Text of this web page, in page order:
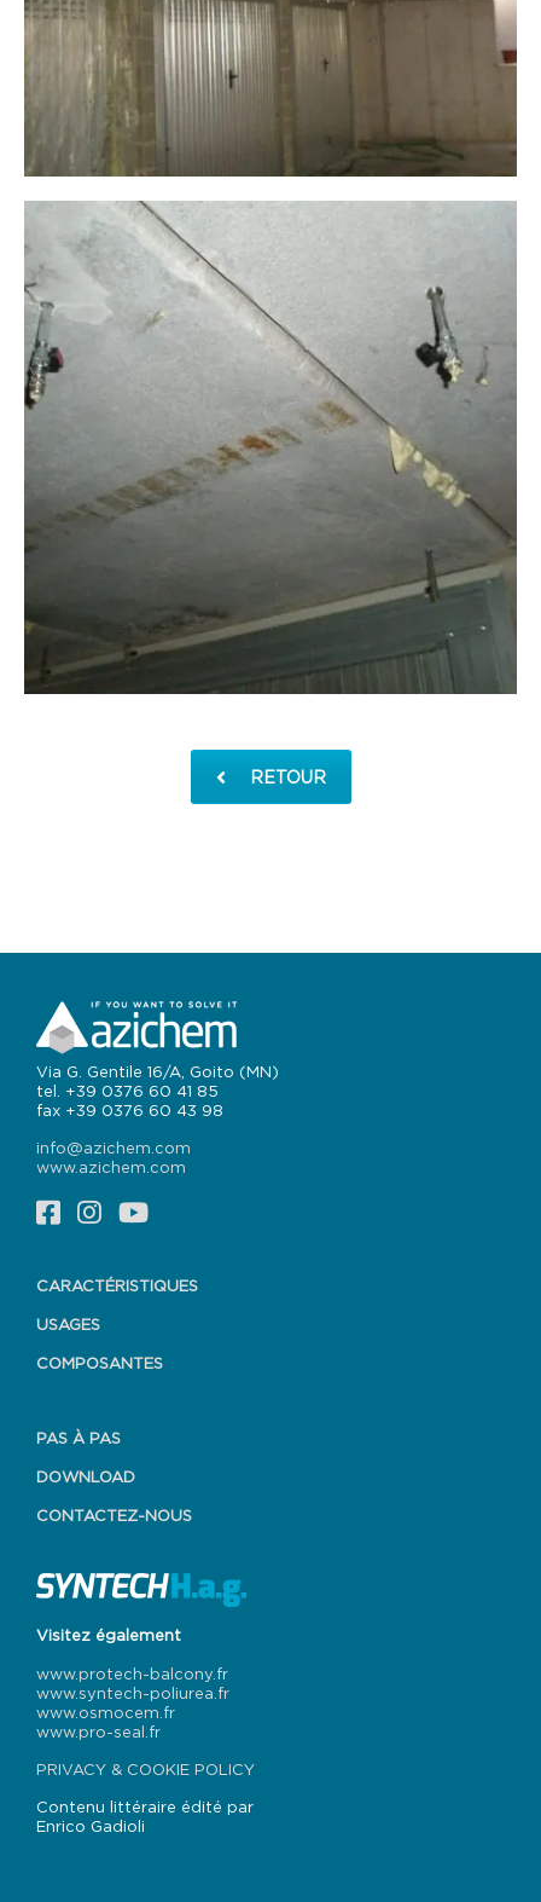
RETOUR
Via G. Gentile 16/A, Goito (MN)
tel. +39 0376 60 41 85
fax +39 0376 60 43 98
info@azichem.com
www.azichem.com
CARACTÉRISTIQUES
USAGES
COMPOSANTES
PAS À PAS
DOWNLOAD
CONTACTEZ-NOUS
Visitez également
www.protech-balcony.fr
www.syntech-poliurea.fr
www.osmocem.fr
www.pro-seal.fr
PRIVACY & COOKIE POLICY
Contenu littéraire édité par
Enrico Gadioli